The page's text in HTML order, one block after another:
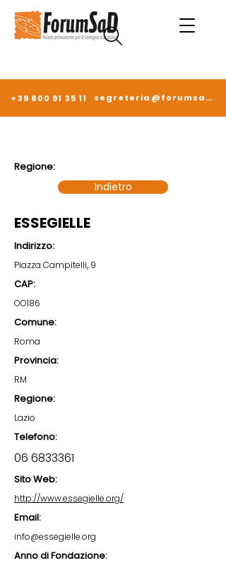
+39 800 91 35 11 segreteria@forumsad.it
Regione:
Indietro
ESSEGIELLE
Indirizzo:
Piazza Campitelli, 9
CAP:
OO186
Comune:
Roma
Provincia:
RM
Regione:
Lazio
Telefono:
06 6833361
Sito Web:
http://www.essegielle.org/
Email:
info@essegielle.org
Anno di Fondazione: